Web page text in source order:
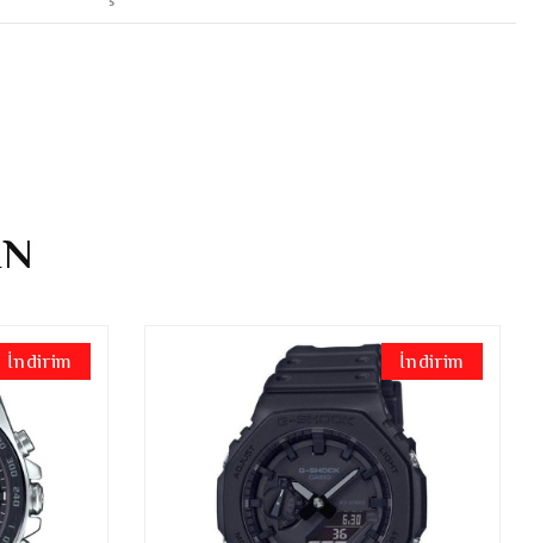
İndirim İndirim